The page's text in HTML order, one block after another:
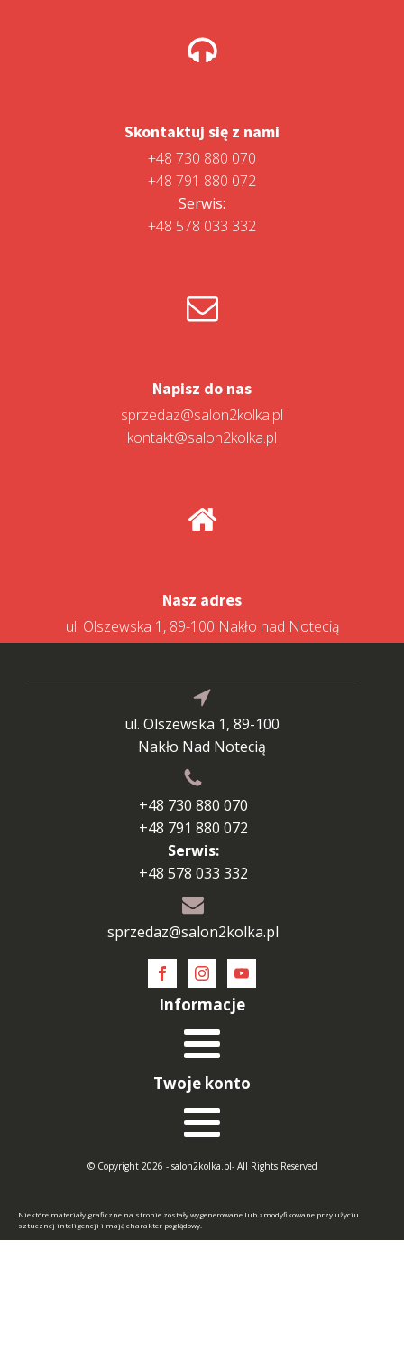
Skontaktuj się z nami
+48 730 880 070
+48 791 880 072
Serwis:
+48 578 033 332
Napisz do nas
sprzedaz@salon2kolka.pl
kontakt@salon2kolka.pl
Nasz adres
ul. Olszewska 1, 89-100 Nakło nad Notecią
ul. Olszewska 1, 89-100
Nakło Nad Notecią
+48 730 880 070
+48 791 880 072
Serwis:
+48 578 033 332
sprzedaz@salon2kolka.pl
Informacje
Twoje konto
© Copyright 2026 - salon2kolka.pl- All Rights Reserved
Niektóre materiały graficzne na stronie zostały wygenerowane lub zmodyfikowane przy użyciu
sztucznej inteligencji i mają charakter poglądowy.